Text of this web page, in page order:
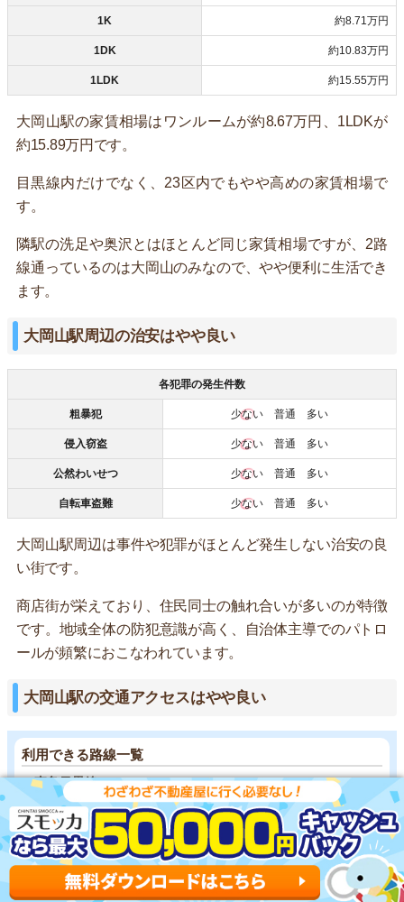
1K 約8.71万円
1DK 約10.83万円
1LDK 約15.55万円
大岡山駅の家賃相場はワンルームが約8.67万円、1LDKが
約15.89万円です。
目黒線内だけでなく、23区内でもやや高めの家賃相場で
す。
隣駅の洗足や奥沢とはほとんど同じ家賃相場ですが、2路
線通っているのは大岡山のみなので、やや便利に生活でき
ます。
大岡山駅周辺の治安はやや良い
各犯罪の発生件数
粗暴犯 少ない 普通 多い
侵入窃盗 少ない 普通 多い
公然わいせつ 少ない 普通 多い
自転車盗難 少ない 普通 多い
大岡山駅周辺は事件や犯罪がほとんど発生しない治安の良
い街です。
商店街が栄えており、住民同士の触れ合いが多いのが特徴
です。地域全体の防犯意識が高く、自治体主導でのパトロ
ールが頻繁におこなわれています。
大岡山駅の交通アクセスはやや良い
利用できる路線一覧
・東急目黒線
・東急大井町線
大岡山駅には東急目黒線と東急大井町線の2路線が通って
います。